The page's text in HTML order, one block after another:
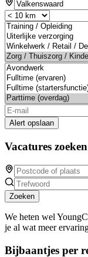
Alert opslaan
Vacatures zoeken
Zoeken
We heten wel
je al wat meer
Bijbaantjes per